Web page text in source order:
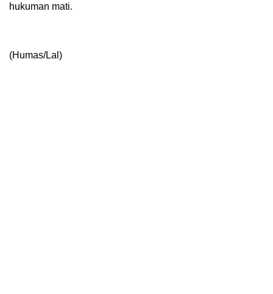
hukuman mati.
(Humas/Lal)